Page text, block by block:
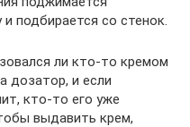
подбирается со стенок.
ли кто-то кремом
дозатор, и если
кто-то его уже
выдавить крем,